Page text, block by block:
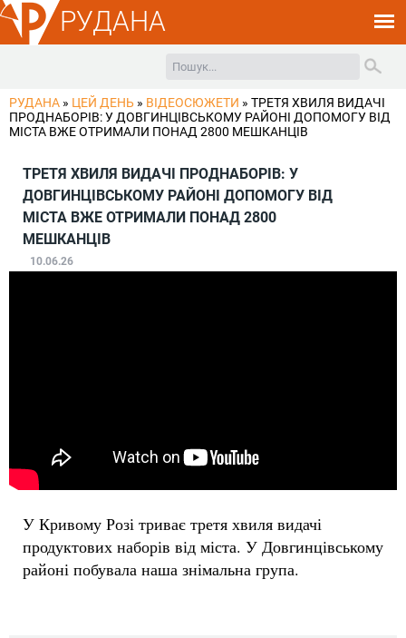
РУДАНА
РУДАНА » ЦЕЙ ДЕНЬ » ВІДЕОСЮЖЕТИ » ТРЕТЯ ХВИЛЯ ВИДАЧІ
ПРОДНАБОРІВ: У ДОВГИНЦІВСЬКОМУ РАЙОНІ ДОПОМОГУ ВІД
МІСТА ВЖЕ ОТРИМАЛИ ПОНАД 2800 МЕШКАНЦІВ
ТРЕТЯ ХВИЛЯ ВИДАЧІ ПРОДНАБОРІВ: У
ДОВГИНЦІВСЬКОМУ РАЙОНІ ДОПОМОГУ ВІД
МІСТА ВЖЕ ОТРИМАЛИ ПОНАД 2800
МЕШКАНЦІВ
10.06.26
У Кривому Розі триває третя хвиля видачі
продуктових наборів від міста. У Довгинцівському
районі побувала наша знімальна група.